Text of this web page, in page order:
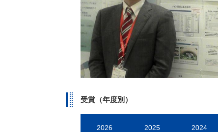
受賞（年度別）
2026 2025 2024